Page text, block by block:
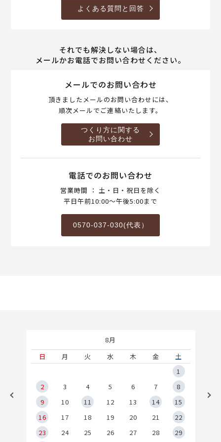
よくある質問と回答
それでも解決しない場合は、
メールかお電話でお問い合わせください。
メールでのお問い合わせ
頂きましたメールのお問い合わせには、
順次メールでご連絡いたします。
つくり方に関する
お問い合わせ
電話でのお問い合わせ
営業時間 ： 土・日・祝日を除く
平日午前10:00～午後5:00まで
0570-037-030(代表）
8月
日
月 火 水 木 金
土
1
2
3 4 5 6 7
8
9
10 11 12 13 14
15
16
17 18 19 20 21
22
23
24 25 26 27 28
29